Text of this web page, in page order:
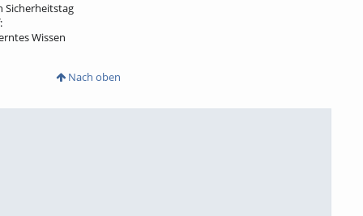
Sicherheitstag
Wissen
Nach oben